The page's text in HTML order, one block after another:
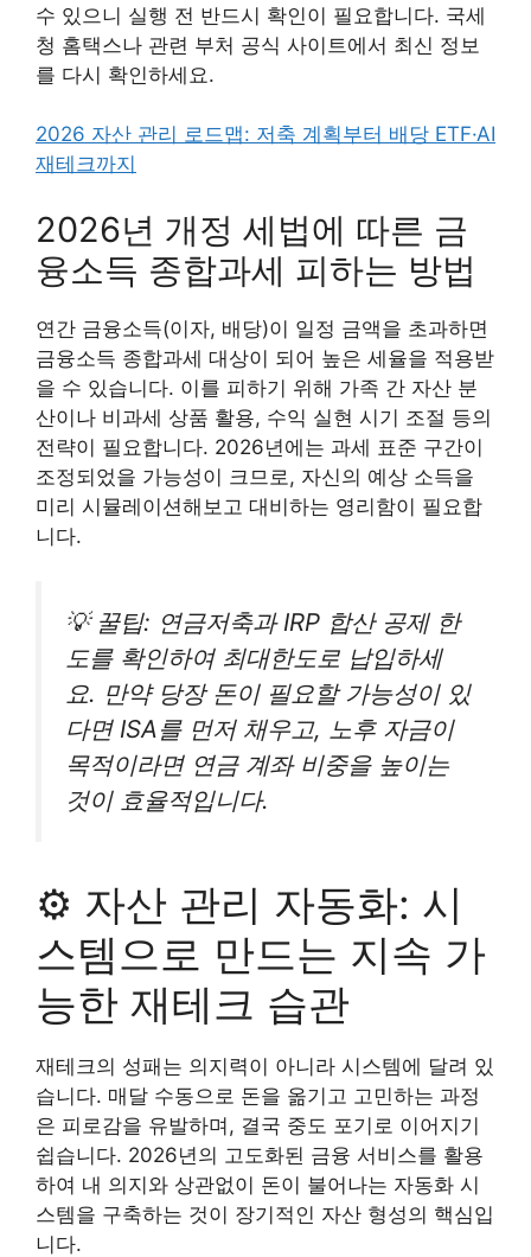
수 있으니 실행 전 반드시 확인이 필요합니다. 국세
청 홈택스나 관련 부처 공식 사이트에서 최신 정보
를 다시 확인하세요.
2026 자산 관리 로드맵: 저축 계획부터 배당 ETF·AI
재테크까지
2026년 개정 세법에 따른 금
융소득 종합과세 피하는 방법
연간 금융소득(이자, 배당)이 일정 금액을 초과하면
금융소득 종합과세 대상이 되어 높은 세율을 적용받
을 수 있습니다. 이를 피하기 위해 가족 간 자산 분
산이나 비과세 상품 활용, 수익 실현 시기 조절 등의
전략이 필요합니다. 2026년에는 과세 표준 구간이
조정되었을 가능성이 크므로, 자신의 예상 소득을
미리 시뮬레이션해보고 대비하는 영리함이 필요합
니다.
💡 꿀팁: 연금저축과 IRP 합산 공제 한
도를 확인하여 최대한도로 납입하세
요. 만약 당장 돈이 필요할 가능성이 있
다면 ISA를 먼저 채우고, 노후 자금이
목적이라면 연금 계좌 비중을 높이는
것이 효율적입니다.
⚙️ 자산 관리 자동화: 시
스템으로 만드는 지속 가
능한 재테크 습관
재테크의 성패는 의지력이 아니라 시스템에 달려 있
습니다. 매달 수동으로 돈을 옮기고 고민하는 과정
은 피로감을 유발하며, 결국 중도 포기로 이어지기
쉽습니다. 2026년의 고도화된 금융 서비스를 활용
하여 내 의지와 상관없이 돈이 불어나는 자동화 시
스템을 구축하는 것이 장기적인 자산 형성의 핵심입
니다.